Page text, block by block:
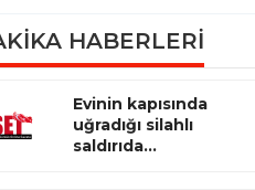
HABERLERİ
Evinin kapısında
uğradığı silahlı
saldırıda...